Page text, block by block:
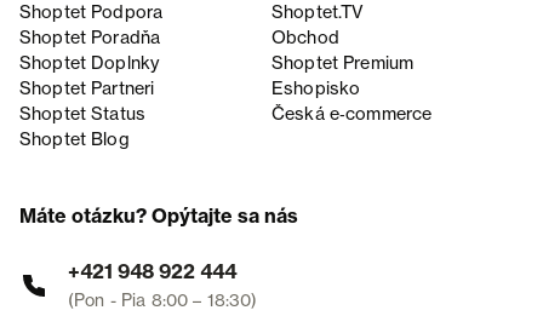
Shoptet Podpora
Shoptet.TV
Shoptet Poradňa
Obchod
Shoptet Doplnky
Shoptet Premium
Shoptet Partneri
Eshopisko
Shoptet Status
Česká e‑commerce
Shoptet Blog
Máte otázku? Opýtajte sa nás
+421 948 922 444
(Pon - Pia 8:00 – 18:30)